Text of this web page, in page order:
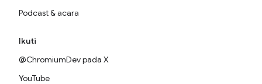
Podcast & acara
Ikuti
@ChromiumDev pada X
YouTube